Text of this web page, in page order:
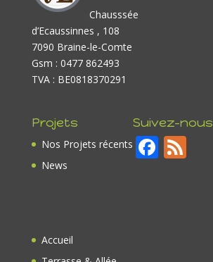
Chausssée
d’Ecaussinnes , 108
7090 Braine-le-Comte
Gsm : 0477 862493
TVA : BE0818370291
Projets
Nos Projets récents
News
Suivez-nous
F F
Accueil